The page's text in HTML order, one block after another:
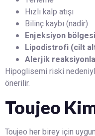
Hızlı kalp atışı
Bilinç kaybı (nadir)
Enjeksiyon
Lipodistrofi (cilt
Alerjik
Hipoglisemi riski
önerilir.
Toujeo
Toujeo her birey için